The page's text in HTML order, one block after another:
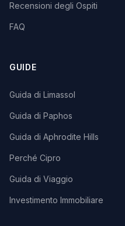
Recensioni degli Ospiti
FAQ
GUIDE
Guida di Limassol
Guida di Paphos
Guida di Aphrodite Hills
Perché Cipro
Guida di Viaggio
Investimento Immobiliare